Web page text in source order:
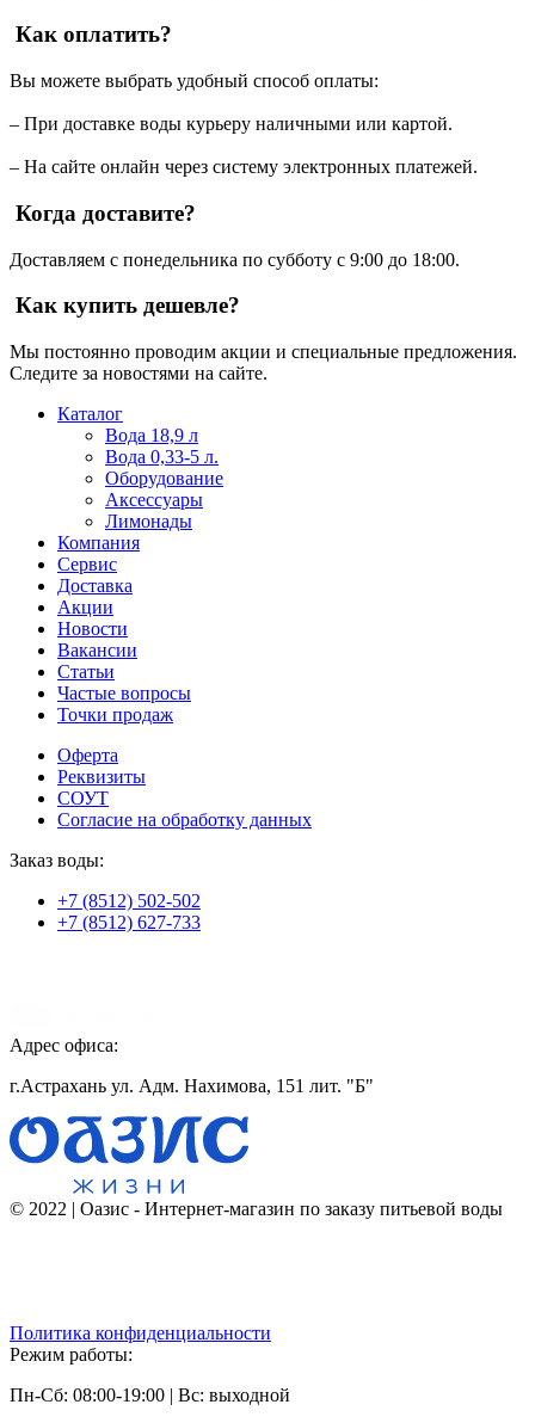
Как оплатить?
Вы можете выбрать удобный способ оплаты:
– При доставке воды курьеру наличными или картой.
– На сайте онлайн через систему электронных платежей.
Когда доставите?
Доставляем с понедельника по субботу с 9:00 до 18:00.
Как купить дешевле?
Мы постоянно проводим акции и специальные предложения.
Следите за новостями на сайте.
Пользователи
офіційний
сайт
через
разные
сайты.
можно
встретить
онлайн
казино
среди
обсуждаемых
тем.
Каталог
Вода 18,9 л
Вода 0,33-5 л.
Оборудование
Аксессуары
Лимонады
Компания
Сервис
Доставка
Акции
Новости
Вакансии
Статьи
Частые вопросы
Точки продаж
Оферта
Реквизиты
СОУТ
Согласие на обработку данных
Заказ воды:
+7 (8512) 502-502
+7 (8512) 627-733
Адрес офиса:
г.Астрахань ул. Адм. Нахимова, 151 лит. "Б"
© 2022 | Оазис - Интернет-магазин по заказу питьевой воды
Политика конфиденциальности
Режим работы:
Пн-Сб: 08:00-19:00 | Вс: выходной